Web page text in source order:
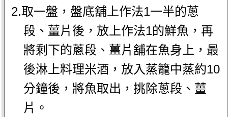
2.取一盤，盤底舖上作法1一半的蔥
段、薑片後，放上作法1的鮮魚，再
將剩下的蔥段、薑片舖在魚身上，最
後淋上料理米酒，放入蒸籠中蒸約10
分鐘後，將魚取出，挑除蔥段、薑
片。